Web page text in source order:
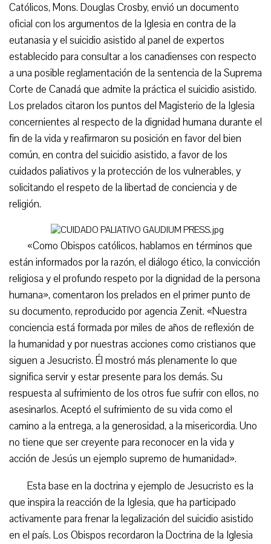
Católicos, Mons. Douglas Crosby, envió un documento
oficial con los argumentos de la Iglesia en contra de la
eutanasia y el suicidio asistido al panel de expertos
establecido para consultar a los canadienses con respecto
a una posible reglamentación de la sentencia de la Suprema
Corte de Canadá que admite la práctica el suicidio asistido.
Los prelados citaron los puntos del Magisterio de la Iglesia
concernientes al respecto de la dignidad humana durante el
fin de la vida y reafirmaron su posición en favor del bien
común, en contra del suicidio asistido, a favor de los
cuidados paliativos y la protección de los vulnerables, y
solicitando el respeto de la libertad de conciencia y de
religión.
«Como Obispos católicos, hablamos en términos que
están informados por la razón, el diálogo ético, la convicción
religiosa y el profundo respeto por la dignidad de la persona
humana», comentaron los prelados en el primer punto de
su documento, reproducido por agencia Zenit. «Nuestra
conciencia está formada por miles de años de reflexión de
la humanidad y por nuestras acciones como cristianos que
siguen a Jesucristo. Él mostró más plenamente lo que
significa servir y estar presente para los demás. Su
respuesta al sufrimiento de los otros fue sufrir con ellos, no
asesinarlos. Aceptó el sufrimiento de su vida como el
camino a la entrega, a la generosidad, a la misericordia. Uno
no tiene que ser creyente para reconocer en la vida y
acción de Jesús un ejemplo supremo de humanidad».
Esta base en la doctrina y ejemplo de Jesucristo es la
que inspira la reacción de la Iglesia, que ha participado
activamente para frenar la legalización del suicidio asistido
en el país. Los Obispos recordaron la Doctrina de la Iglesia